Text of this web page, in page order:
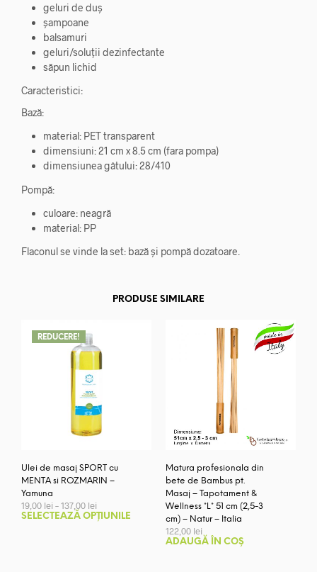
geluri de duş
şampoane
balsamuri
geluri/soluții dezinfectante
săpun lichid
Caracteristici:
Bază:
material: PET transparent
dimensiuni: 21 cm x 8.5 cm (fara pompa)
dimensiunea gâtului: 28/410
Pompă:
culoare: neagră
material: PP
Flaconul se vinde la set: bază și pompă dozatoare.
PRODUSE SIMILARE
REDUCERE!
Ulei de masaj SPORT cu
MENTA si ROZMARIN –
Yamuna
19,00 lei –137,00 lei
de
prețuri:
SELECTEAZĂ OPȚIUNILE
produs
Matura profesionala din
bete de Bambus pt.
Masaj – Tapotament &
Wellness *L* 51 cm (2,5-3
cm) – Natur – Italia
122,00 lei
ADAUGĂ ÎN COȘ